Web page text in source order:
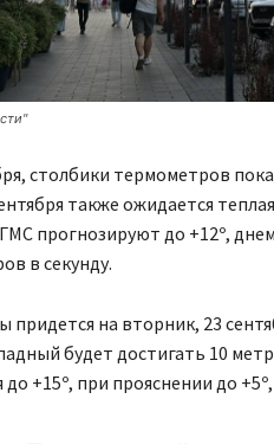
столбики термометров
также ожидается
прогнозируют до +12º,
в секунду.
придется на вторник, 23
будет достигать 10
+15º, при прояснении до